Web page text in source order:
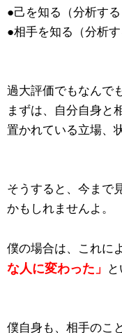
●己を知る（分析す
●相手を知る（分析
過大評価でもなんで
まずは、自分自身と
置かれている立場、
そうすると、今まで
かもしれませんよ。
僕の場合は、これに
な人に変わった」
僕自身も、相手のこ